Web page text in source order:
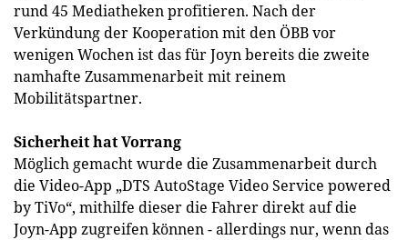
rund 45 Mediatheken profitieren. Nach der
Verkündung der Kooperation mit den ÖBB vor
wenigen Wochen ist das für Joyn bereits die zweite
namhafte Zusammenarbeit mit reinem
Mobilitätspartner.
Sicherheit hat Vorrang
Möglich gemacht wurde die Zusammenarbeit durch
die Video-App „DTS AutoStage Video Service powered
by TiVo“, mithilfe dieser die Fahrer direkt auf die
Joyn-App zugreifen können - allerdings nur, wenn das